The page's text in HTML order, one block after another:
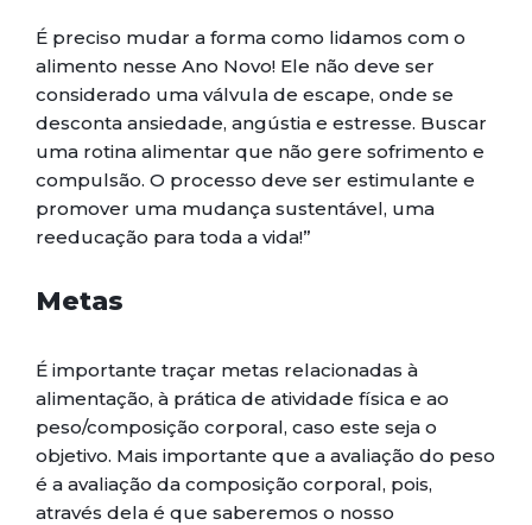
É preciso mudar a forma como lidamos com o
alimento nesse Ano Novo! Ele não deve ser
considerado uma válvula de escape, onde se
desconta ansiedade, angústia e estresse. Buscar
uma rotina alimentar que não gere sofrimento e
compulsão. O processo deve ser estimulante e
promover uma mudança sustentável, uma
reeducação para toda a vida!”
Metas
É importante traçar metas relacionadas à
alimentação, à prática de atividade física e ao
peso/composição corporal, caso este seja o
objetivo. Mais importante que a avaliação do peso
é a avaliação da composição corporal, pois,
através dela é que saberemos o nosso